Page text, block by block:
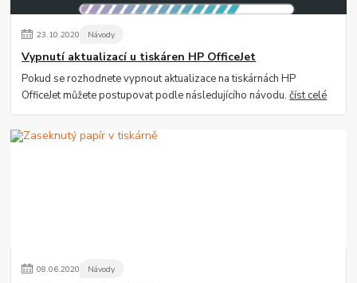
23.10.2020 Návody
Vypnutí aktualizací u tiskáren HP OfficeJet
Pokud se rozhodnete vypnout aktualizace na tiskárnách HP
OfficeJet můžete postupovat podle následujícího návodu.číst celé
08.06.2020 Návody